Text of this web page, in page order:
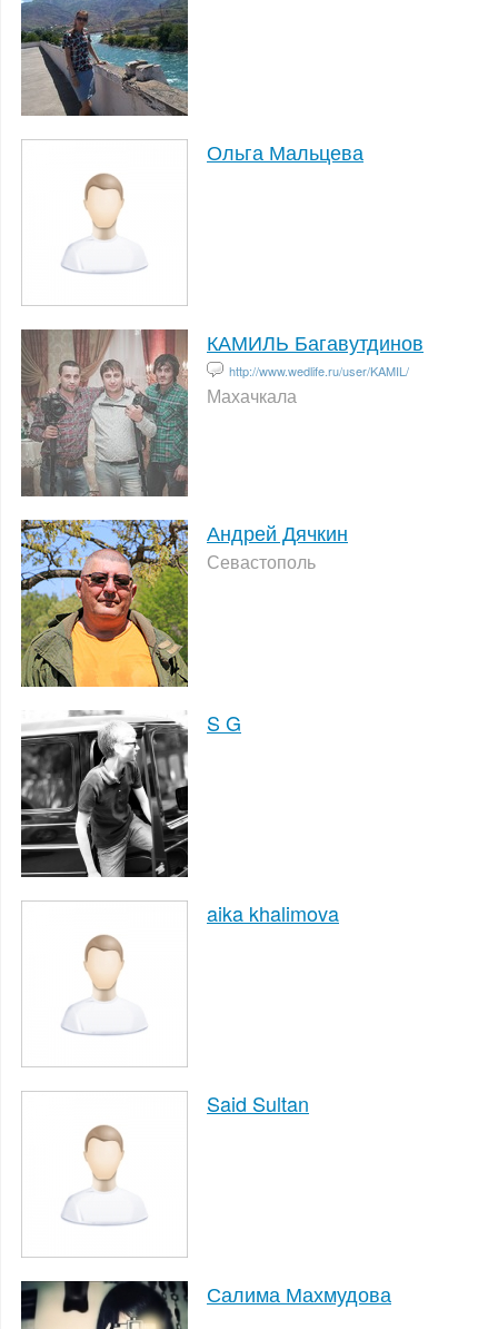
Ольга Мальцева
КАМИЛЬ Багавутдинов
http://www.wedlife.ru/user/KAMIL/
Махачкала
Андрей Дячкин
Севастополь
S G
aika khalimova
Said Sultan
Салима Махмудова